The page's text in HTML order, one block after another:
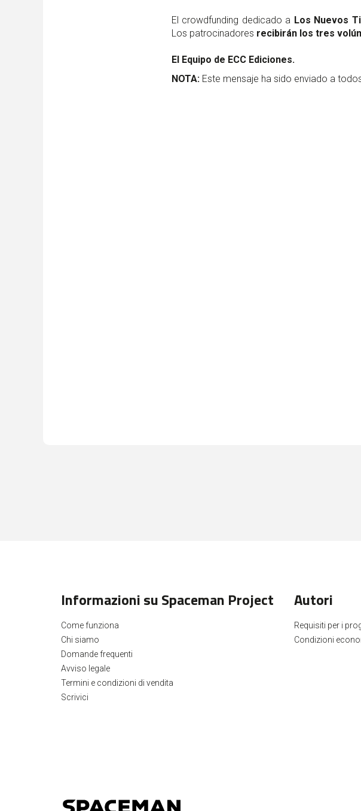
El crowdfunding dedicado a Los Nuevos
Los patrocinadores recibirán los tres
El Equipo de ECC Ediciones.
NOTA: Este mensaje ha sido enviado a
Informazioni su Spaceman Project
Come funziona
Chi siamo
Domande frequenti
Avviso legale
Termini e condizioni di vendita
Scrivici
Autori
Requisiti per i
Condizioni